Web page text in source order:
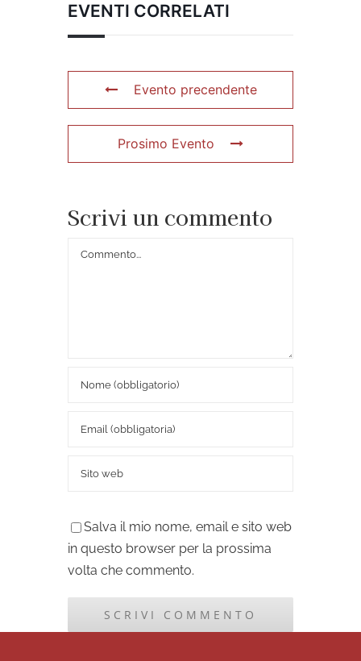
EVENTI CORRELATI
Evento precendente
Prosimo Evento
Scrivi un commento
Commento
Salva il mio nome, email e sito web
in questo browser per la prossima
volta che commento.